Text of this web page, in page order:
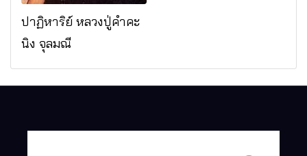
ปาฏิหาริย์ หลวงปู่คำคะ
นิง จุลมณี